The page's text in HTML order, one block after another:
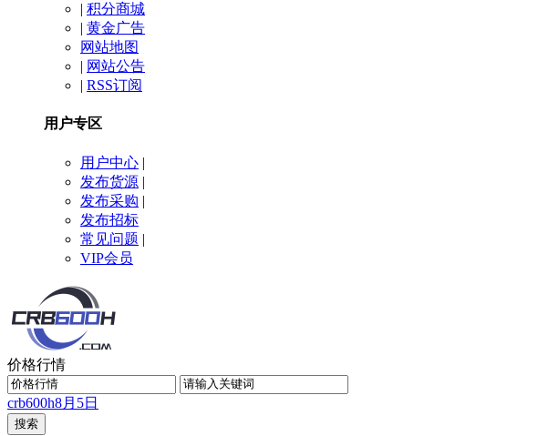
| 积分商城
| 黄金广告
网站地图
| 网站公告
| RSS订阅
用户专区
用户中心 |
发布货源 |
发布采购 |
发布招标
常见问题 |
VIP会员
价格行情
crb600h8月5日